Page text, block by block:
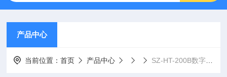
产品中心
当前位置：首页 产品中心 SZ-HT-200B数字双钳相位伏安表